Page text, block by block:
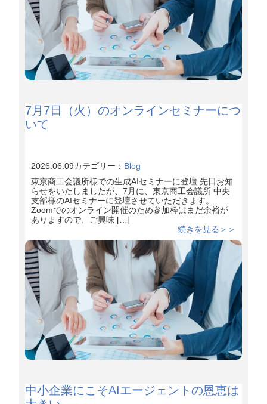
7月7日（火）のオンラインセミナーにつ
いて
2026.06.09カテゴリー： Blog
東京商工会議所様での生成AIセミナーに登壇 先日お知
らせをいたしましたが、7月に、東京商工会議所 中央
支部様のAIセミナーに登壇させていただきます。
Zoomでのオンライン開催のため参加枠はまだ余裕が
ありますので、ご興味 […]
続きを見る＞＞
中小企業にこそAIエージェントの恩恵は